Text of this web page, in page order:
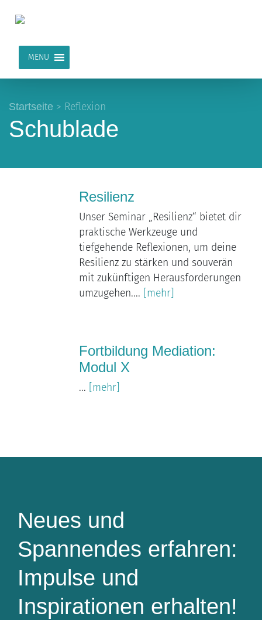
MENU
Startseite > Reflexion
Schublade
Resilienz
Unser Seminar „Resilienz“ bietet dir
praktische Werkzeuge und
tiefgehende Reflexionen, um deine
Resilienz zu stärken und souverän
mit zukünftigen Herausforderungen
umzugehen....
[mehr]
Fortbildung Mediation:
Modul X
... [mehr]
Neues und
Spannendes erfahren:
Impulse und
Inspirationen erhalten!